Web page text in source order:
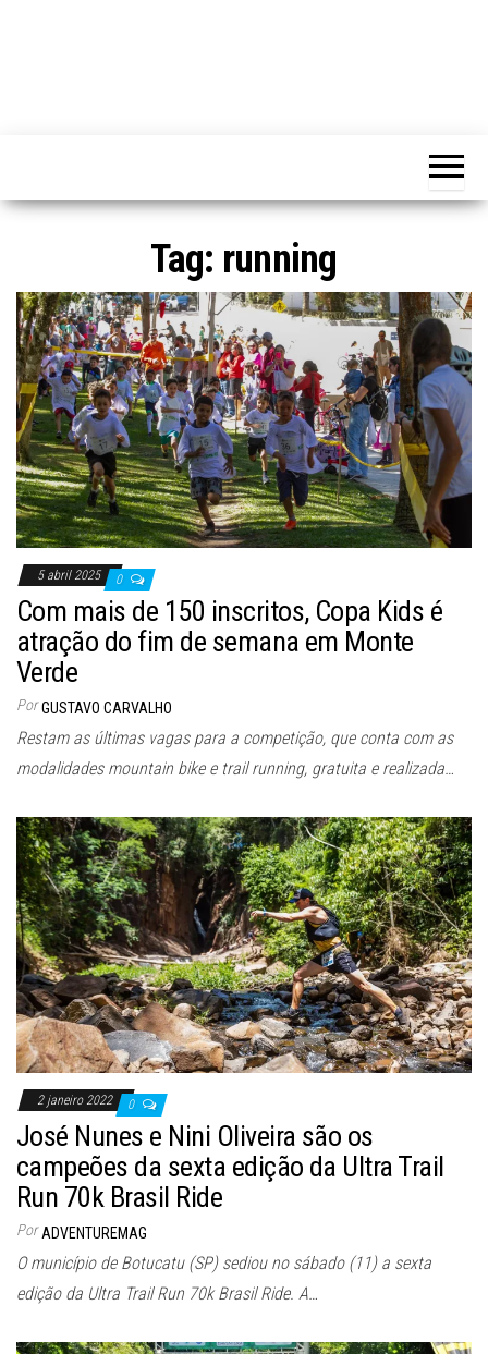
Tag: running
5 abril 2025 0
Com mais de 150 inscritos, Copa Kids é
atração do fim de semana em Monte
Verde
Por GUSTAVO CARVALHO
Restam as últimas vagas para a competição, que conta com as
modalidades mountain bike e trail running, gratuita e realizada…
2 janeiro 2022 0
José Nunes e Nini Oliveira são os
campeões da sexta edição da Ultra Trail
Run 70k Brasil Ride
Por ADVENTUREMAG
O município de Botucatu (SP) sediou no sábado (11) a sexta
edição da Ultra Trail Run 70k Brasil Ride. A…